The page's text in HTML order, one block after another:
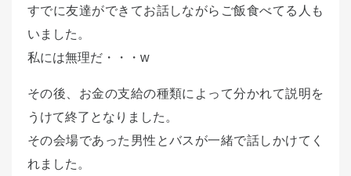
すでに友達ができてお話しながらご飯食べてる人も
いました。
私には無理だ・・・w
その後、お金の支給の種類によって分かれて説明を
うけて終了となりました。
その会場であった男性とバスが一緒で話しかけてく
れました。